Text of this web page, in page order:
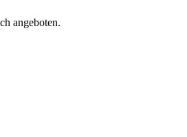
angeboten.